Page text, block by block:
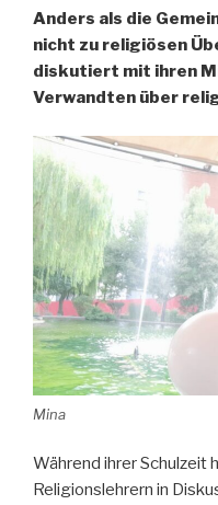
Anders als die
nicht zu religiösen
diskutiert mit ihren
Verwandten über
Mina
Während ihrer
Religionslehrern in